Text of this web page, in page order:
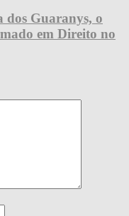
dos Guaranys, o
em Direito no